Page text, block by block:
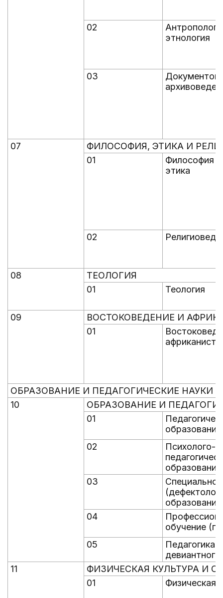
02
этнология
03
07
ФИЛОСОФИЯ, ЭТИКА И
01
Философия
этика
02
08
ТЕОЛОГИЯ
01
Теология
09
ВОСТОКОВЕДЕНИЕ И
01
ОБРАЗОВАНИЕ И ПЕДАГОГИЧЕСКИЕ НАУКИ
10
ОБРАЗОВАНИЕ И
01
образование
02
Психолого-
образование
03
Специальное
образование
04
обучение
05
Педагогика
11
ФИЗИЧЕСКАЯ КУЛЬТУРА И
01
Физическая